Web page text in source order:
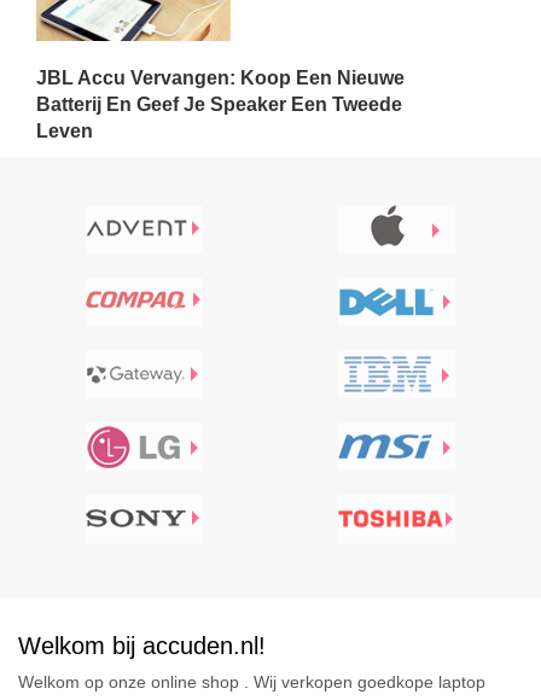
JBL Accu Vervangen: Koop Een Nieuwe
Batterij En Geef Je Speaker Een Tweede
Leven
Welkom bij accuden.nl!
Welkom op onze online shop . Wij verkopen goedkope laptop